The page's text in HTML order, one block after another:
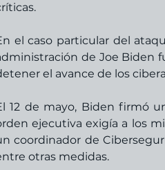
el caso particular del
de Joe Biden
el avance de los
12 de mayo, Biden firmó
ejecutiva exigía a los
coordinador de
otras medidas.